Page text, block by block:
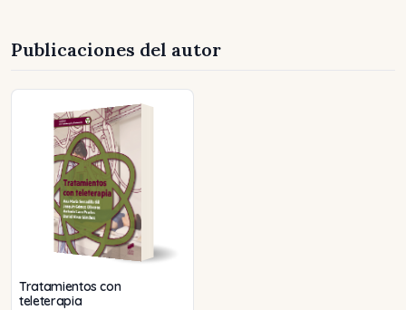
Publicaciones del autor
Tratamientos con
teleterapia